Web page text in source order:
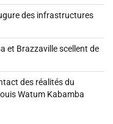
des infrastructures
et Brazzaville scellent de
des réalités du
Watum Kabamba